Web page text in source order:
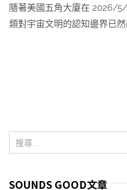
隨著美國五角大廈在 2026/
類對宇宙文明的認知邊界已
SOUNDS GOOD文章